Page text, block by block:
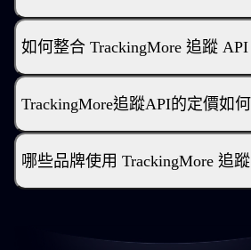
如何整合 TrackingMore 追蹤 API
TrackingMore追蹤API的定價如
哪些品牌使用 TrackingMore 追